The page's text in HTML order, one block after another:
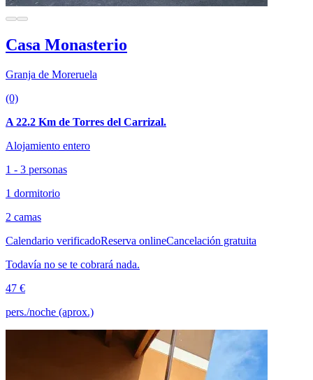
Casa Monasterio
Granja de Moreruela
(0)
A 22.2 Km de Torres del Carrizal.
Alojamiento entero
1 - 3 personas
1 dormitorio
2 camas
Calendario verificadoReserva onlineCancelación gratuita
Todavía no se te cobrará nada.
47 €
pers./noche (aprox.)